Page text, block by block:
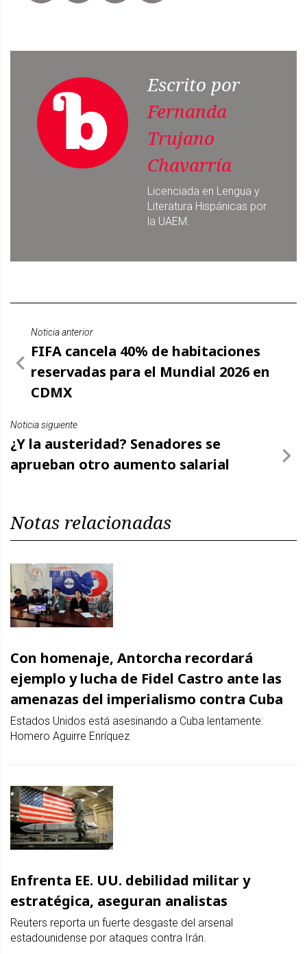
Escrito por
Fernanda
Trujano
Chavarría
Licenciada en Lengua y
Literatura Hispánicas por
la UAEM.
Noticia anterior
FIFA cancela 40% de habitaciones
reservadas para el Mundial 2026 en
CDMX
Noticia siguiente
¿Y la austeridad? Senadores se
aprueban otro aumento salarial
Notas relacionadas
Con homenaje, Antorcha recordará
ejemplo y lucha de Fidel Castro ante las
amenazas del imperialismo contra Cuba
Estados Unidos está asesinando a Cuba lentamente:
Homero Aguirre Enríquez
Enfrenta EE. UU. debilidad militar y
estratégica, aseguran analistas
Reuters reporta un fuerte desgaste del arsenal
estadounidense por ataques contra Irán.